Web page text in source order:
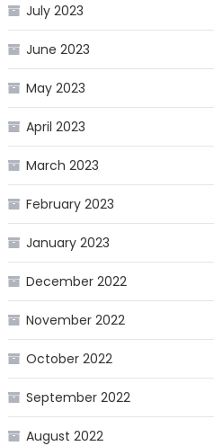
July 2023
June 2023
May 2023
April 2023
March 2023
February 2023
January 2023
December 2022
November 2022
October 2022
September 2022
August 2022